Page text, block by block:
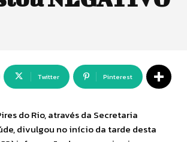
Twitter Pinterest
do Rio, através da Secretaria
divulgou no início da tarde desta